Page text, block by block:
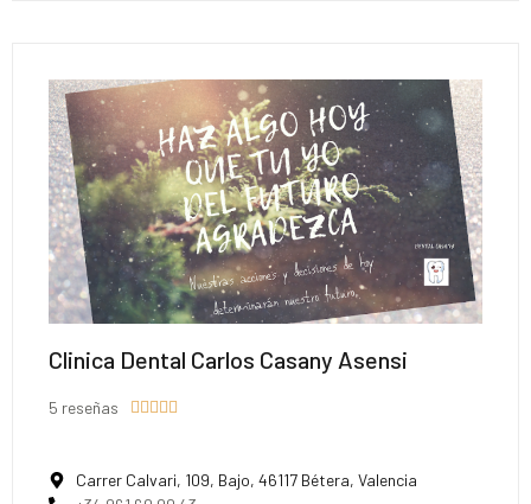
Clinica Dental Carlos Casany Asensi
5 reseñas     
Carrer Calvari, 109, Bajo, 46117 Bétera, Valencia